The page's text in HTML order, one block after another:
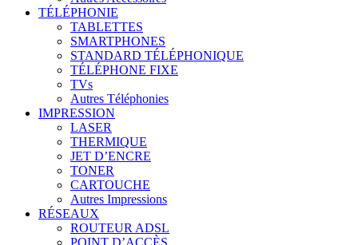
TÉLÉPHONIE
TABLETTES
SMARTPHONES
STANDARD TÉLÉPHONIQUE
TÉLÉPHONE FIXE
TVs
Autres Téléphonies
IMPRESSION
LASER
THERMIQUE
JET D’ENCRE
TONER
CARTOUCHE
Autres Impressions
RÉSEAUX
ROUTEUR ADSL
POINT D’ACCÈS